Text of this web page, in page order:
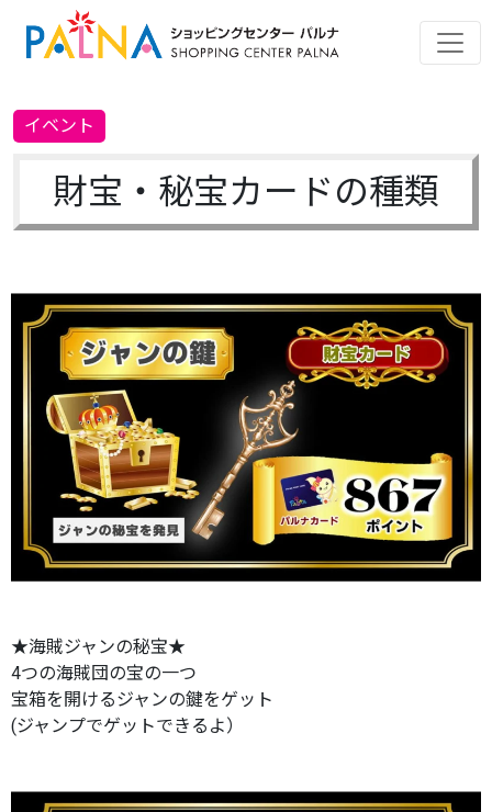
イベント
財宝・秘宝カードの種類
★海賊ジャンの秘宝★
4つの海賊団の宝の一つ
宝箱を開けるジャンの鍵をゲット
(ジャンプでゲットできるよ）